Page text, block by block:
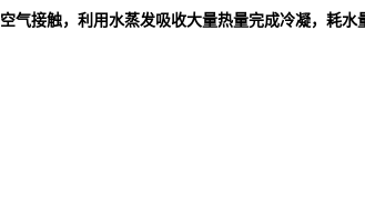
空气接触，利用水蒸发吸收大量热量完成冷凝，耗